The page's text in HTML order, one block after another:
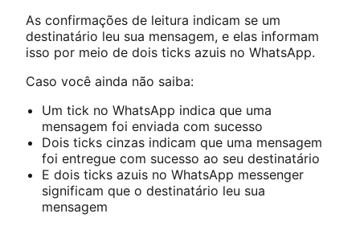
As confirmações de leitura indicam se um
destinatário leu sua mensagem, e elas informam
isso por meio de dois ticks azuis no WhatsApp.
Caso você ainda não saiba:
Um tick no WhatsApp indica que uma
mensagem foi enviada com sucesso
Dois ticks cinzas indicam que uma mensagem
foi entregue com sucesso ao seu destinatário
E dois ticks azuis no WhatsApp messenger
significam que o destinatário leu sua
mensagem